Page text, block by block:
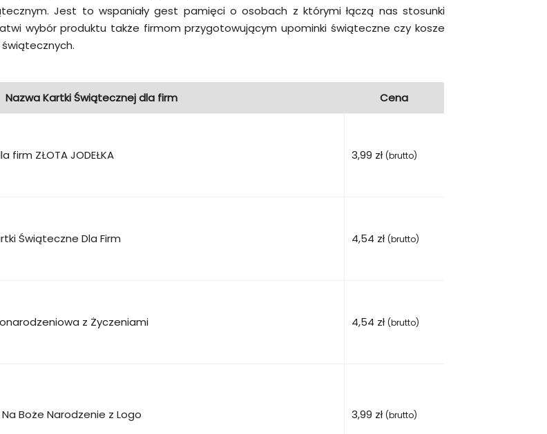
Jest to wspaniały gest pamięci o osobach z którymi łączą nas stosunki
wybór produktu także firmom przygotowującym upominki świąteczne czy kosze
Nazwa Kartki Świątecznej dla firm Cena
ZŁOTA JODEŁKA 3,99 zł (brutto)
Świąteczne Dla Firm 4,54 zł (brutto)
z Życzeniami 4,54 zł (brutto)
Na Boże Narodzenie z Logo 3,99 zł (brutto)